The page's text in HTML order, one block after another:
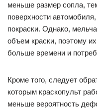
меньше размер сопла,
поверхности
покраски. Однако,
объем краски, поэтому
больше времени и
Кроме того, следует
которым краскопульт
меньше вероятность